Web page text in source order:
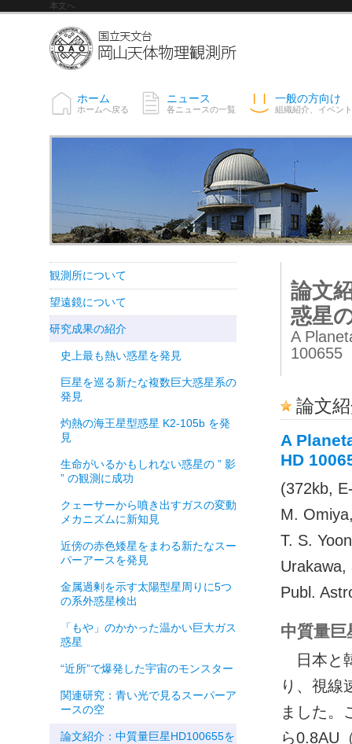
本文へ
ホーム
ホームへ戻る
ニュース
各ニュースの一覧
一般の方向け
組織紹介、イベン
論文
惑星
A
100655
論文
A
HD
(372kb,
M.
T. S.
Urakawa,
Publ.
中質量
日本と
り、視線
ました。
ら0.8AU
観測所について
望遠鏡について
研究成果の紹介
史上最も熱い惑星を発見
巨星を巡る新たな複数巨大惑星系の
発見
灼熱の海王星型惑星 K2-105b を発
見
生命がいるかもしれない惑星の ” 影
” の観測に成功
クェーサーから噴き出すガスの変動
メカニズムに新知見
近傍の赤色矮星をまわる新たなスー
パーアースを発見
金属過剰を示す太陽型星周りに5つ
の系外惑星検出
「もや」のかかった温かい巨大ガス
惑星
“近所”で爆発した宇宙のモンスター
関連研究：青い光で見るスーパーア
ースの空
論文紹介：中質量巨星HD100655を